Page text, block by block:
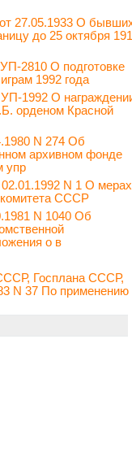
27.05.1933 О
до 25 октября
2810 О подготовке
1992 года
1992 О
орденом Красной
N 274 Об
архивном фонде
упр
N 1 О
комитета СССР
N 1040 Об
о в
Госплана СССР,
N 37 По применению